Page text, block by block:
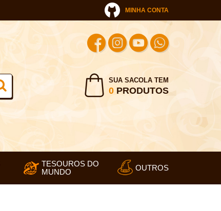
MINHA CONTA
SUA SACOLA TEM
0PRODUTOS
TESOUROS DO
MUNDO
OUTROS